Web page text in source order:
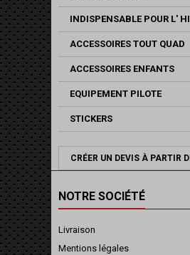
INDISPENSABLE POUR L'
ACCESSOIRES TOUT QUAD
ACCESSOIRES ENFANTS
EQUIPEMENT PILOTE
STICKERS
CRÉER UN DEVIS À PARTIR
NOTRE SOCIÉTÉ
Livraison
Mentions légales